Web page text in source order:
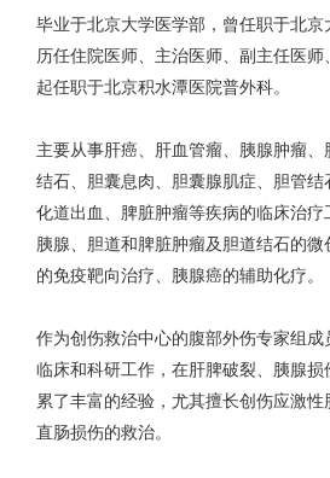
毕业于北京大学医学部，曾任职于北
历任住院医师、主治医师、副主任医师
起任职于北京积水潭医院普外科。
主要从事肝癌、肝血管瘤、胰腺肿瘤
结石、胆囊息肉、胆囊腺肌症、胆管结
化道出血、脾脏肿瘤等疾病的临床治疗
胰腺、胆道和脾脏肿瘤及胆道结石的
的免疫靶向治疗、胰腺癌的辅助化疗。
作为创伤救治中心的腹部外伤专家组成
临床和科研工作，在肝脾破裂、胰腺损
累了丰富的经验，尤其擅长创伤应激
直肠损伤的救治。